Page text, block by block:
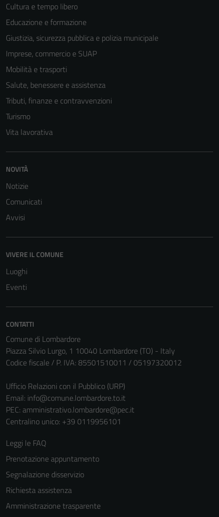
Cultura e tempo libero
Educazione e formazione
Giustizia, sicurezza pubblica e polizia municipale
Imprese, commercio e SUAP
Mobilità e trasporti
Salute, benessere e assistenza
Tributi, finanze e contravvenzioni
Turismo
Vita lavorativa
NOVITÀ
Notizie
Comunicati
Avvisi
VIVERE IL COMUNE
Luoghi
Eventi
CONTATTI
Comune di Lombardore
Piazza Silvio Lurgo, 1 10040 Lombardore (TO) - Italy
Codice fiscale / P. IVA: 85501510011 / 05197320012
Ufficio Relazioni con il Pubblico (URP)
Email: info@comune.lombardore.to.it
PEC: amministrativo.lombardore@pec.it
Centralino unico: +39 0119956101
Leggi le FAQ
Prenotazione appuntamento
Segnalazione disservizio
Richiesta assistenza
Amministrazione trasparente
possono